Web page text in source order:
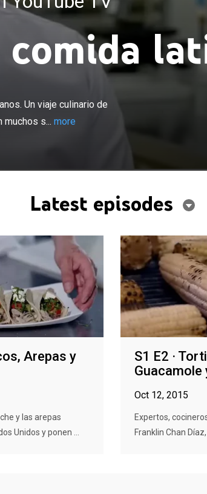
Un viaje culinario de
s... more
que es comida para los hispanos. Un viaje
y cómo estos ingredientes y sabores han, en
los Estados Unidos.
Latest episodes
Arepas y
y las arepas
Unidos y ponen ...
S1 E2 ·
Guacamole
Oct 12, 2015
Expertos,
Franklin Chan